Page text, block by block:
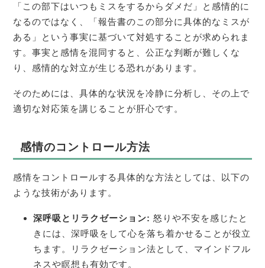
「この部下はいつもミスをするからダメだ」と感情的に
なるのではなく、「報告書のこの部分に具体的なミスが
ある」という事実に基づいて対処することが求められま
す。事実と感情を混同すると、公正な判断が難しくな
り、感情的な対立が生じる恐れがあります。
そのためには、具体的な状況を冷静に分析し、その上で
適切な対応策を講じることが肝心です。
感情のコントロール方法
感情をコントロールする具体的な方法としては、以下の
ような技術があります。
深呼吸とリラクゼーション: 怒りや不安を感じたと
きには、深呼吸をして心を落ち着かせることが役立
ちます。リラクゼーション法として、マインドフル
ネスや瞑想も有効です。